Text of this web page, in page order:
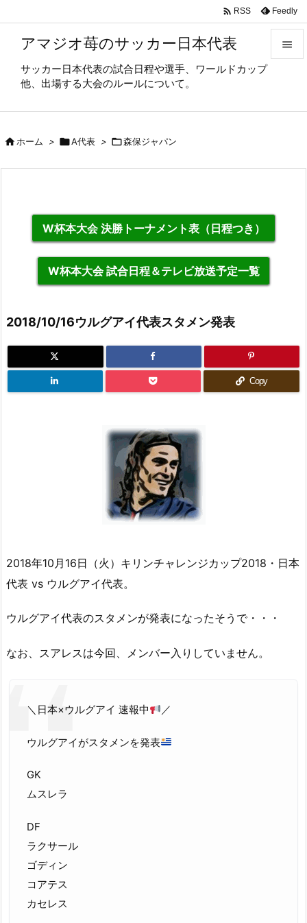
アマジオ苺のサッカー日本代表
サッカー日本代表の試合日程や選手、ワールドカップ
他、出場する大会のルールについて。


 RSS Feedly
ホーム > A代表 > 森保ジャパン
W杯本大会 決勝トーナメント表（日程つき）
W杯本大会 試合日程＆テレビ放送予定一覧
2018/10/16ウルグアイ代表スタメン発表
Copy
2018年10月16日（火）キリンチャレンジカップ2018・日本
代表 vs ウルグアイ代表。
ウルグアイ代表のスタメンが発表になったそうで・・・
なお、スアレスは今回、メンバー入りしていません。
＼日本×ウルグアイ 速報中 ／
ウルグアイがスタメンを発表
GK
ムスレラ
DF
ラクサール
ゴディン
コアテス
カセレス